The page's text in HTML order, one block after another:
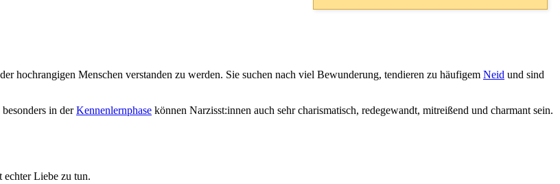
hochrangigen Menschen verstanden zu werden. Sie suchen nach viel Bewunderung, tendieren zu häufigem Neid und sind
in derKennenlernphase können Narzisst:innen auch sehr charismatisch, redegewandt, mitreißend und charmant sein.
Liebe zu tun.